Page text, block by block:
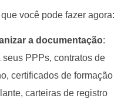
você pode fazer agora:
a documentação:
seus PPPs, contratos de
certificados de formação
carteiras de registro